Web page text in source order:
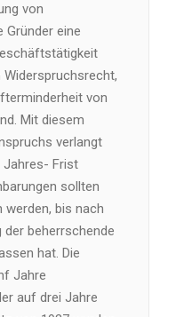
von
Gründer eine
von
Mit diesem
verlangt
Jahres- Frist
sollten
bis nach
beherrschende
hat. Die
Jahre
auf drei Jahre